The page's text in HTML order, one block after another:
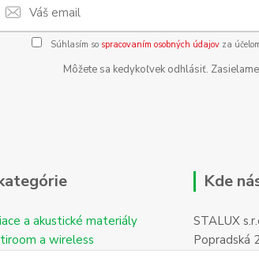
Súhlasím so spracovaním osobných údajovza
Môžete sa kedykoľvek odhlásiť.
a akustické materiály
a wireless
Kde
STALUX
Popradská